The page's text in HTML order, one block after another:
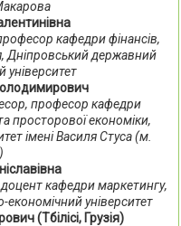
кафедри фінансів,
Дніпровський державний
університет
професор кафедри
просторової економіки,
імені Василя Стуса (м.
кафедри маркетингу,
університет
(Тбілісі, Грузія)